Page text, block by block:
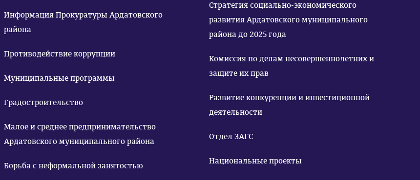
Информация Прокуратуры Ардатовского
района
Противодействие коррупции
Муниципальные программы
Градостроительство
Малое и среднее предпринимательство
Ардатовского муниципального района
Борьба с неформальной занятостью
Стратегия социально-экономического
развития Ардатовского муниципального
района до 2025 года
Комиссия по делам несовершеннолетних и
защите их прав
Развитие конкуренции и инвестиционной
деятельности
Отдел ЗАГС
Национальные проекты